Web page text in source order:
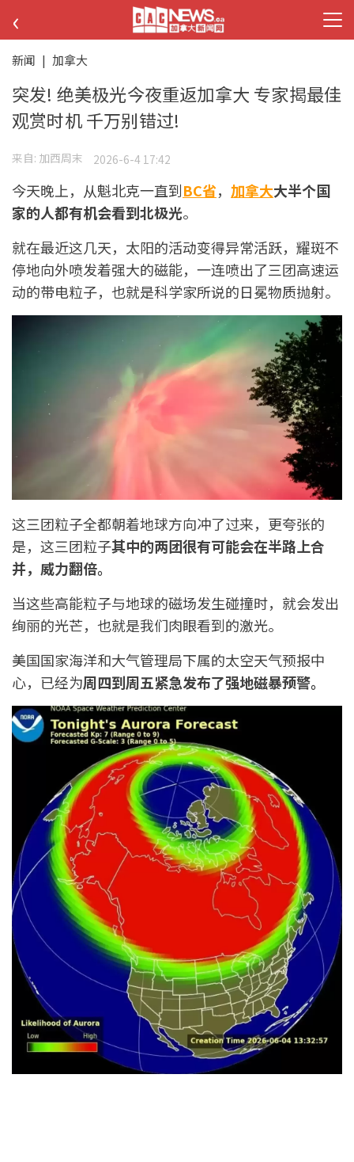
‹
新闻 | 加拿大
突发! 绝美极光今夜重返加拿大 专家揭最佳
观赏时机 千万别错过!
来自: 加西周末 2026-6-4 17:42
今天晚上，从魁北克一直到BC省， 加拿大大半个国
家的人都有机会看到北极光。
就在最近这几天，太阳的活动变得异常活跃，耀斑不
停地向外喷发着强大的磁能，一连喷出了三团高速运
动的带电粒子，也就是科学家所说的日冕物质抛射。
这三团粒子全都朝着地球方向冲了过来，更夸张的
是，这三团粒子其中的两团很有可能会在半路上合
并，威力翻倍。
当这些高能粒子与地球的磁场发生碰撞时，就会发出
绚丽的光芒，也就是我们肉眼看到的激光。
美国国家海洋和大气管理局下属的太空天气预报中
心，已经为周四到周五紧急发布了强地磁暴预警。